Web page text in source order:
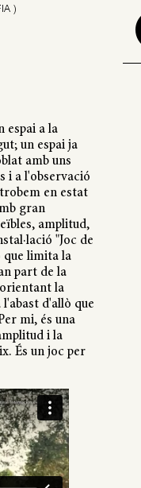
)
espai a la
un espai ja
amb uns
i a l'observació
en estat
gran
amplitud,
"Joc de
que limita la
part de la
la
d'allò que
mi, és una
i la
És un joc per